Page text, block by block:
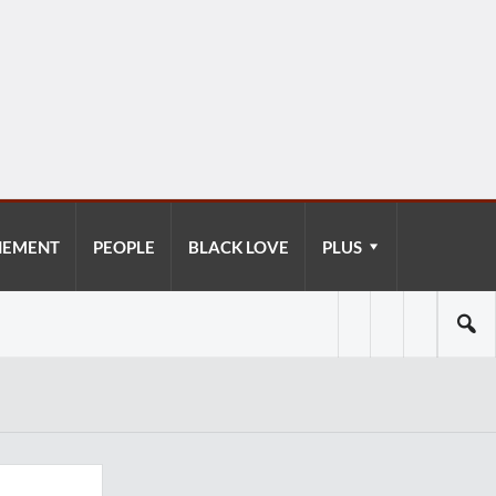
PEOPLE BLACK LOVE PLUS